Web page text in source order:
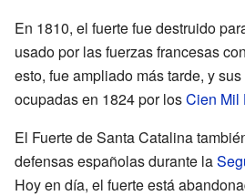
En 1810, el fuerte fue destruido
usado por las fuerzas francesas
esto, fue ampliado más tarde, y
ocupadas en 1824 por losCien Mil
El Fuerte de Santa Catalina
defensas españolas durante la
Hoy en día, el fuerte está